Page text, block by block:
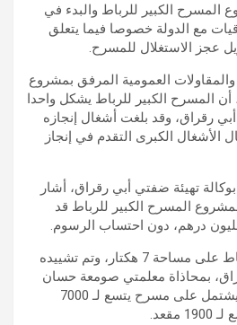
المسرح الكبير للرباط والبدء في
مع الدولة خصوصا فيما يتعلق
عجز الاستغلال للمسرح.
العمومية المرفق بمشروع
المالية لسنة 2022، أن المسرح الكبير للرباط يشكل واحدا
رقراق، وقد بلغت أشغال إنجازه
الأشغال الكبرى التقدم في إنجاز
تهيئة ضفتي أبي رقراق، أشار
لمشروع المسرح الكبير للرباط قد
ويمتد المسرح الكبير للرباط على مساحة 7 هكتار، وتم تشييده
بمحاذاة معلمتي صومعة حسان
وضريح محمد الخامس، ويشتمل على مسرح يتسع لـ 7000